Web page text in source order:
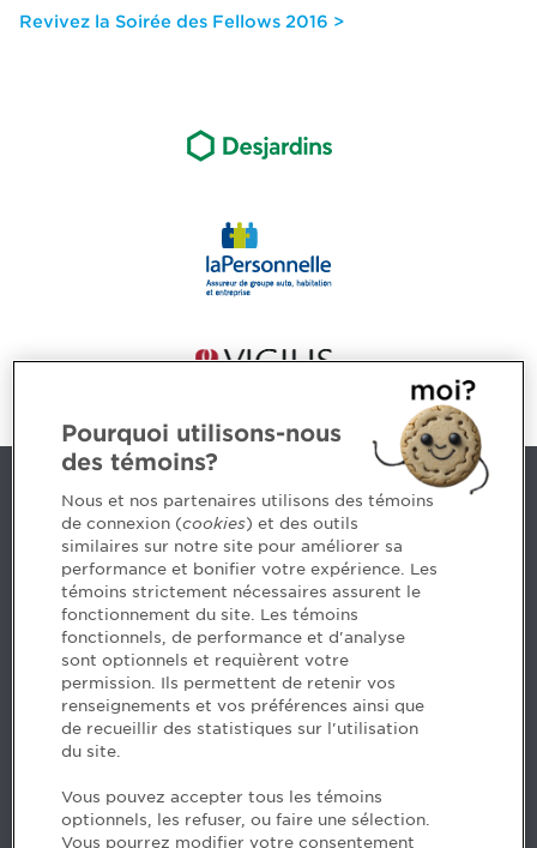
Revivez la Soirée des Fellows 2016 >
Nous joindre
5, Place Ville Marie, bureau 800, Montréal (Québec)
H3B 2G2
www.cpaquebec.ca
Des questions? Faites appel à notre équipe >
Envie de mettre de l’Ordre dans votre carrière? Voyez
les postes disponibles >
Facebook - Devenir CPA
Instagram
Pourquoi utilisons-nous
des témoins?
Nous et nos partenaires utilisons des témoins
de connexion (cookies) et des outils
similaires sur notre site pour améliorer sa
performance et bonifier votre expérience. Les
témoins strictement nécessaires assurent le
fonctionnement du site. Les témoins
fonctionnels, de performance et d'analyse
sont optionnels et requièrent votre
permission. Ils permettent de retenir vos
renseignements et vos préférences ainsi que
de recueillir des statistiques sur l'utilisation
du site.
Vous pouvez accepter tous les témoins
optionnels, les refuser, ou faire une sélection.
Vous pourrez modifier votre consentement